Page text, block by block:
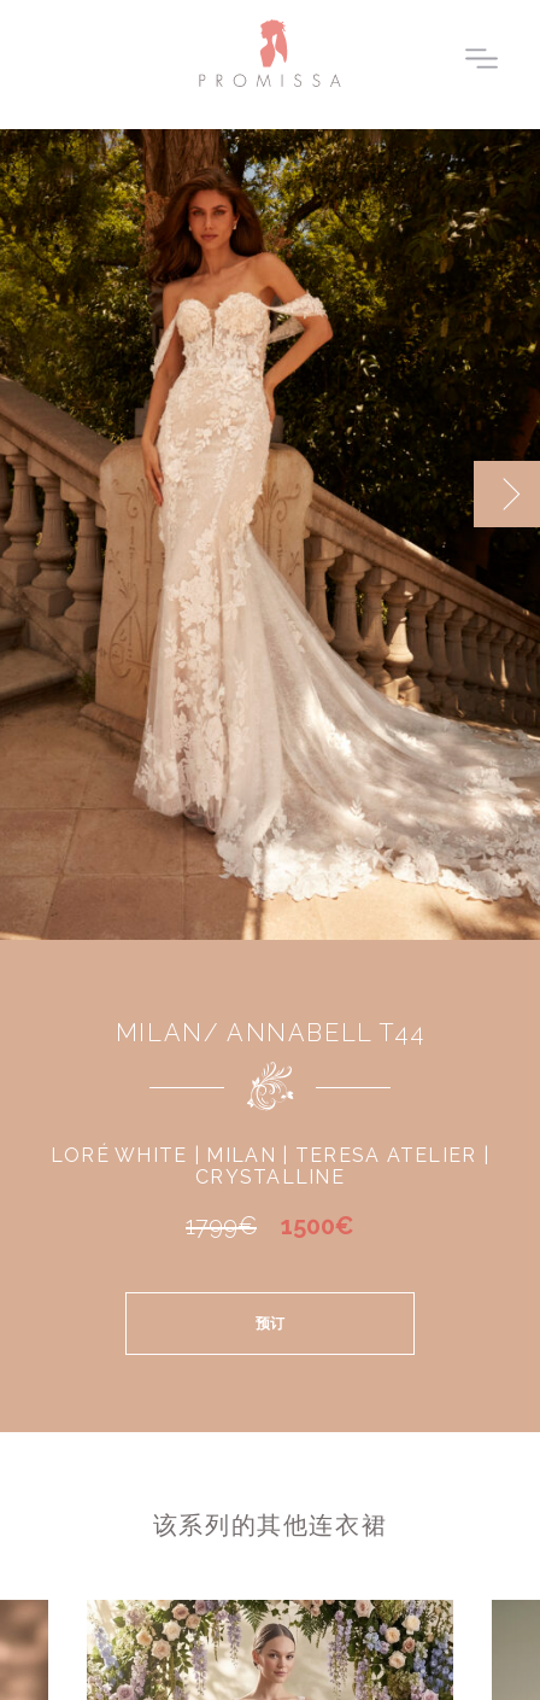
MILAN/ ANNABELL T44
LORÉ WHITE | MILAN | TERESA ATELIER |
CRYSTALLINE
1799€ 1500€
预订
该系列的其他连衣裙